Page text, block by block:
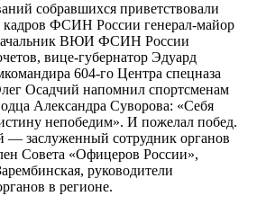
собравшихся приветствовали
кадров ФСИН России генерал-майор
ВЮИ ФСИН России
вице-губернатор Эдуард
604-го Центра спецназа
Осадчий напомнил спортсменам
Александра Суворова: «Себя
непобедим». И пожелал побед.
— заслуженный сотрудник органов
Совета «Офицеров России»,
руководители
в регионе.